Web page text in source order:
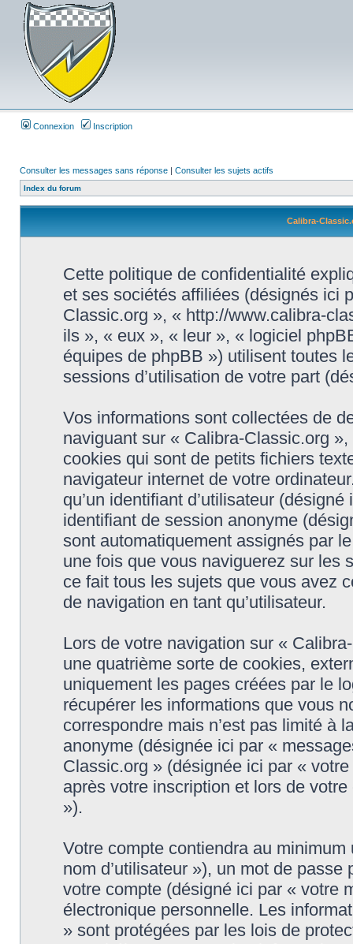
Connexion Inscription
Consulter les messages sans réponse | Consulter les sujets actifs
Index du forum
Calibra-
Cette politique de confidentialité
et ses sociétés affiliées (désignés ici
Classic.org », « http://www.calibra-
ils », « eux », « leur », « logiciel
équipes de phpBB ») utilisent toutes
sessions d’utilisation de votre part
Vos informations sont collectées de
naviguant sur « Calibra-Classic.org
cookies qui sont de petits fichiers
navigateur internet de votre
qu’un identifiant d’utilisateur
identifiant de session anonyme
sont automatiquement assignés par
une fois que vous naviguerez sur les
ce fait tous les sujets que vous avez
de navigation en tant qu’utilisateur.
Lors de votre navigation sur «
une quatrième sorte de cookies,
uniquement les pages créées par le
récupérer les informations que vous
correspondre mais n’est pas limité à
anonyme (désignée ici par «
Classic.org » (désignée ici par «
après votre inscription et lors de
»).
Votre compte contiendra au
nom d’utilisateur »), un mot de
votre compte (désigné ici par « votre
électronique personnelle. Les
» sont protégées par les lois de